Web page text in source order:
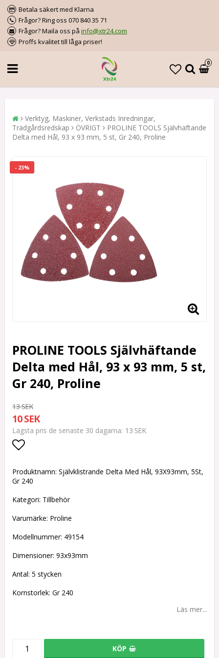
Betala säkert med Klarna
Frågor? Ring oss 070 840 35 71
Frågor? Maila oss på info@xtr24.com
Proffs kvalitet till låga priser!
0
Verktyg, Maskiner, Verkstads Inredningar,
Trädgårdsredskap
ÖVRIGT
PROLINE TOOLS Självhäftande
Delta med Hål, 93 x 93 mm, 5 st, Gr 240, Proline
- 23%
PROLINE TOOLS Självhäftande
Delta med Hål, 93 x 93 mm, 5 st,
Gr 240, Proline
13 SEK
10 SEK
Lägsta pris de senaste 30 dagarna 13 SEK
Produktnamn: Självklistrande Delta Med Hål, 93X93mm, 5St,
Gr 240
Kategori: Tillbehör
Varumärke: Proline
Modellnummer: 49154
Dimensioner: 93x93mm
Antal: 5 stycken
Kornstorlek: Gr 240
Läs mer...
KÖP